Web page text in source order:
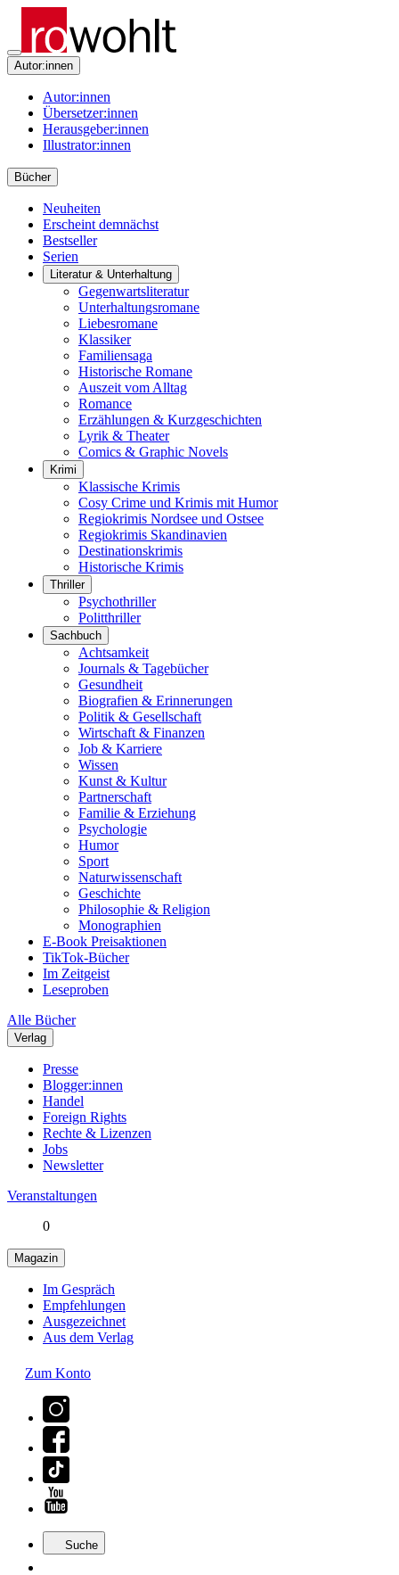
Autor:innen
Autor:innen
Übersetzer:innen
Herausgeber:innen
Illustrator:innen
Bücher
Neuheiten
Erscheint demnächst
Bestseller
Serien
Literatur & Unterhaltung
Gegenwartsliteratur
Unterhaltungsromane
Liebesromane
Klassiker
Familiensaga
Historische Romane
Auszeit vom Alltag
Romance
Erzählungen & Kurzgeschichten
Lyrik & Theater
Comics & Graphic Novels
Krimi
Klassische Krimis
Cosy Crime und Krimis mit Humor
Regiokrimis Nordsee und Ostsee
Regiokrimis Skandinavien
Destinationskrimis
Historische Krimis
Thriller
Psychothriller
Politthriller
Sachbuch
Achtsamkeit
Journals & Tagebücher
Gesundheit
Biografien & Erinnerungen
Politik & Gesellschaft
Wirtschaft & Finanzen
Job & Karriere
Wissen
Kunst & Kultur
Partnerschaft
Familie & Erziehung
Psychologie
Humor
Sport
Naturwissenschaft
Geschichte
Philosophie & Religion
Monographien
E-Book Preisaktionen
TikTok-Bücher
Im Zeitgeist
Leseproben
Alle Bücher
Verlag
Presse
Blogger:innen
Handel
Foreign Rights
Rechte & Lizenzen
Jobs
Newsletter
Veranstaltungen
0
Magazin
Im Gespräch
Empfehlungen
Ausgezeichnet
Aus dem Verlag
Zum Konto
Suche